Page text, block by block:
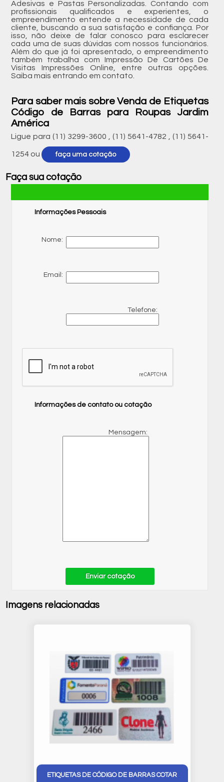
Adesivas e Pastas Personalizadas. Contando com
profissionais qualificados e experientes, o
empreendimento entende a necessidade de cada
cliente, buscando a sua satisfação e confiança. Por
isso, não deixe de falar conosco para esclarecer
cada uma de suas dúvidas com nossos funcionários.
Além do que já foi apresentado, o empreendimento
também trabalha com Impressão De Cartões De
Visitas Impressões Online, entre outras opções.
Saiba mais entrando em contato.
Para saber mais sobre Venda de Etiquetas
Código de Barras para Roupas Jardim
América
Ligue para (11) 3299-3600 ,(11) 5641-4782 ,(11) 5641-
1254 ou faça uma cotação
Faça sua cotação
Informações Pessoais
Nome:
Email:
Telefone:
Informações de contato ou cotação
Mensagem:
Enviar cotação
Imagens relacionadas
ETIQUETAS DE CÓDIGO DE BARRAS COTAR